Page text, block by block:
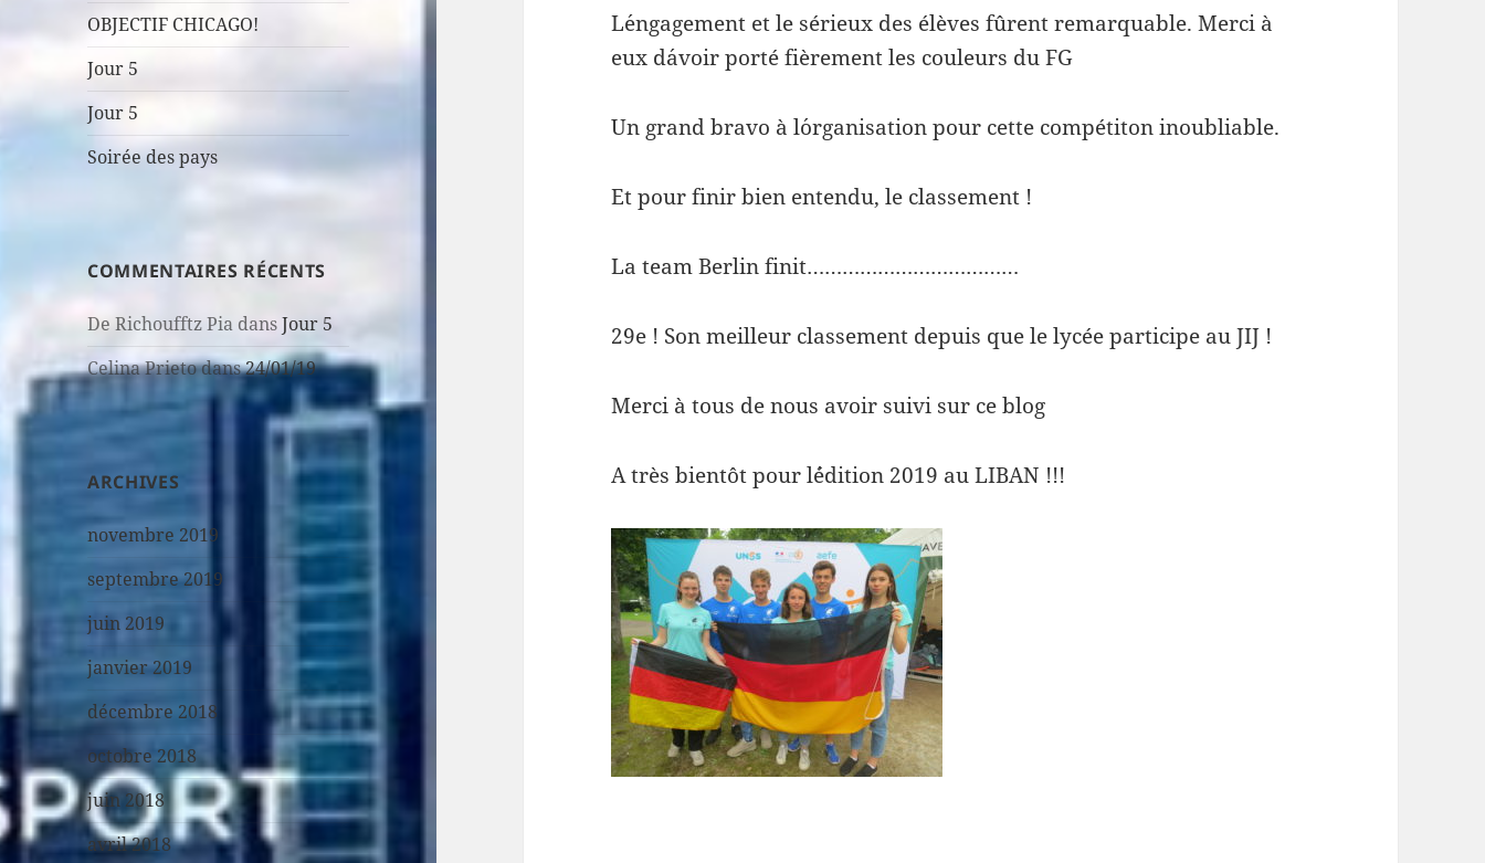
OBJECTIF CHICAGO!
Jour 5
Jour 5
Soirée des pays
COMMENTAIRES RÉCENTS
De Richoufftz Pia dansJour 5
Celina Prietodans24/01/19
ARCHIVES
novembre 2019
septembre 2019
juin 2019
janvier 2019
décembre 2018
octobre 2018
juin 2018
avril 2018
L´engagement et le sérieux des élèves fûrent remarquable. Merci à
eux d´avoir porté fièrement les couleurs du FG
Un grand bravo à l´organisation pour cette compétiton inoubliable.
Et pour finir bien entendu, le classement !
La team Berlin finit………………………………
29e ! Son meilleur classement depuis que le lycée participe au JIJ !
Merci à tous de nous avoir suivi sur ce blog
A très bientôt pour l´édition 2019 au LIBAN !!!